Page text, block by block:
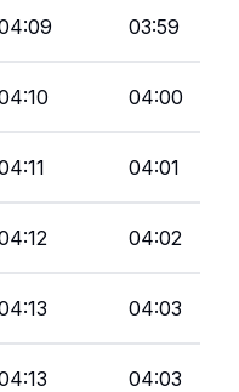
03:59
04:00
04:01
04:02
04:03
04:03